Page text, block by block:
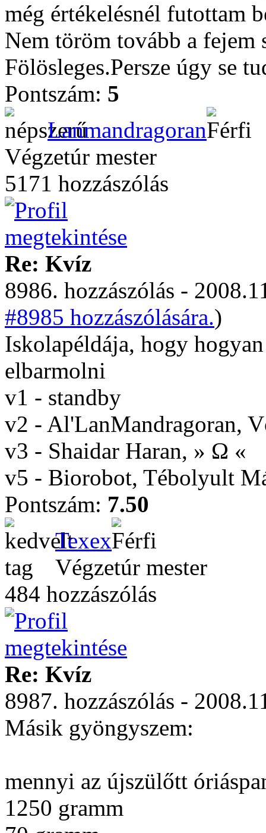
még értékelésnél futottam
Nem töröm tovább a fejem
Fölösleges.Persze úgy se
Pontszám: 5
Lanmandragoran
Végzetúr mester
5171 hozzászólás
Re: Kvíz
8986. hozzászólás -
#8985 hozzászólására.)
Iskolapéldája, hogy
elbarmolni
v1 - standby
v2 - Al'LanMandragoran,
v3 - Shaidar Haran, » Ω «
v5 - Biorobot, Tébolyult
Pontszám: 7.50
Texex
Végzetúr mester
484 hozzászólás
Re: Kvíz
8987. hozzászólás -
Másik gyöngyszem:
mennyi az újszülőtt
1250 gramm